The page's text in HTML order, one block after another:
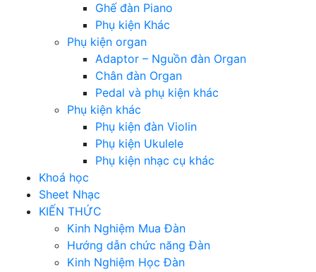
Ghế đàn Piano
Phụ kiện Khác
Phụ kiện organ
Adaptor – Nguồn đàn Organ
Chân đàn Organ
Pedal và phụ kiện khác
Phụ kiện khác
Phụ kiện đàn Violin
Phụ kiện Ukulele
Phụ kiện nhạc cụ khác
Khoá học
Sheet Nhạc
KIẾN THỨC
Kinh Nghiệm Mua Đàn
Hướng dẫn chức năng Đàn
Kinh Nghiệm Học Đàn